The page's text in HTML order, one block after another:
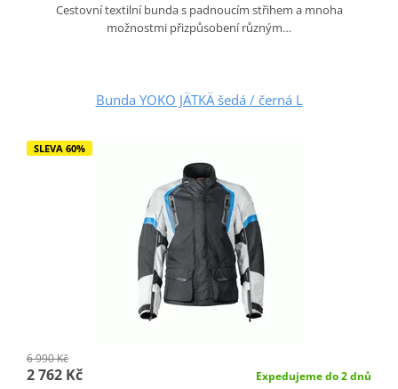
Cestovní textilní bunda s padnoucím střihem a mnoha
možnostmi přizpůsobení různým…
Bunda YOKO JÄTKÄ šedá / černá L
SLEVA 60%
6 990 Kč
2 762 Kč Expedujeme do 2 dnů